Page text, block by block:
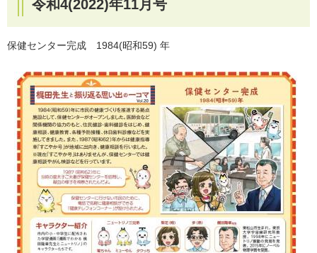
令和4(2022)年11月号
保健センター完成 1984(昭和59) 年